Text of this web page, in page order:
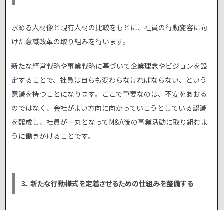
求める人材像と現有人材の比較をもとに、社員の行動変容に向
けた意識改革の取り組みを行います。
新たな経営戦略や事業戦略に基づいて企業理念やビジョンを設
定することで、社員は自らも変わらなければならない、という
意識を持つことになります。ここで重要なのは、不安をあおる
のではなく、会社がよい方向に向かっていこうとしている認識
を醸成し、社員が一丸となってM&A後の事業活動に取り組むよ
うに働きかけることです。
3． 新たな行動様式を定着させるための仕組みを整備する